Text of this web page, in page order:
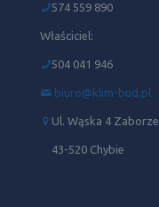
574 559 890
Właściciel:
504 041 946‬
biuro@klim-bud.pl
Ul. Wąska 4 Zaborze
43-520 Chybie